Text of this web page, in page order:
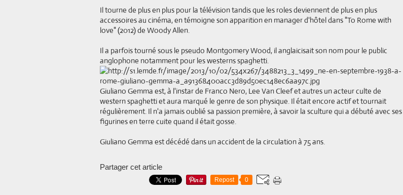
Il tourne de plus en plus pour la télévision tandis que les roles deviennent de plus en plus
accessoires au cinéma, en témoigne son apparition en manager d'hôtel dans "To Rome with
love" (2012) de Woody Allen.
Il a parfois tourné sous le pseudo Montgomery Wood, il anglaicisait son nom pour le public
anglophone notamment pour les westerns spaghetti.
Giuliano Gemma est, à l'instar de Franco Nero, Lee Van Cleef et autres un acteur culte de
western spaghetti et aura marqué le genre de son physique. Il était encore actif et tournait
régulièrement. Il n'a jamais oublié sa passion première, à savoir la sculture qui a débuté avec ses
figurines en terre cuite quand il était gosse.
Giuliano Gemma est décédé dans un accident de la circulation à 75 ans.
Partager cet article
Repost 0